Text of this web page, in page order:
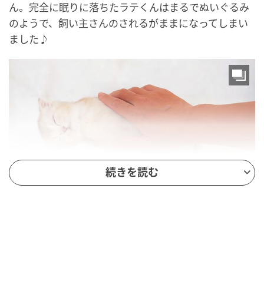
ん。完全に眠りに落ちたラテくんはまるでぬいぐるみ
のようで、飼い主さんのされるがままになってしまい
ました♪
続きを読む